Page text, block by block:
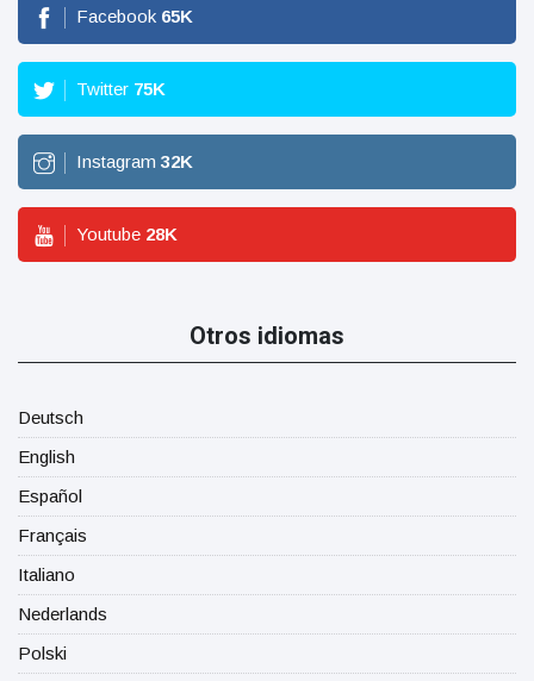
Facebook 65K
Twitter 75K
Instagram 32K
Youtube 28K
Otros idiomas
Deutsch
English
Español
Français
Italiano
Nederlands
Polski